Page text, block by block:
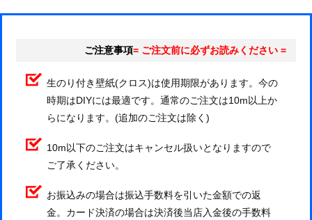
ご注意事項= ご注文前に必ずお読みください =
生のり付き壁紙(クロス)は使用期限があります。今の
時期はDIYには最適です。通常のご注文は10m以上か
らになります。(追加のご注文は除く)
10m以下のご注文はキャンセル扱いとなりますので
ご了承ください。
お振込みの場合は振込手数料を引いた金額での返
金。カード決済の場合は決済後当店入金後の手数料